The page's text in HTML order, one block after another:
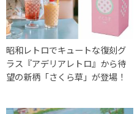
昭和レトロでキュートな復刻グ
ラス『アデリアレトロ』から待
望の新柄「さくら草」が登場！